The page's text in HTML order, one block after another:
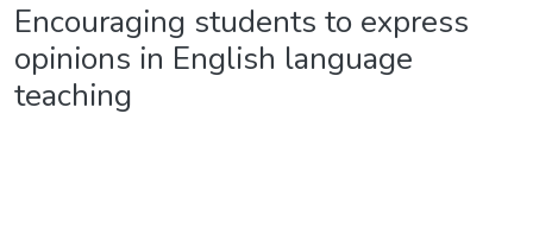
Encouraging students to express
opinions in English language
teaching